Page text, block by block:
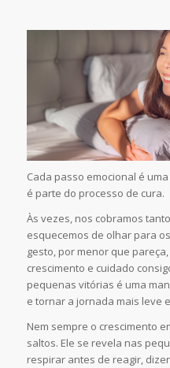
Cada passo emocional é
é parte do processo de cura.
Às vezes, nos cobramos
esquecemos de olhar para
gesto, por menor que
crescimento e cuidado
pequenas vitórias é uma
e tornar a jornada mais leve
Nem sempre o crescimento
saltos. Ele se revela nas
respirar antes de reagir,